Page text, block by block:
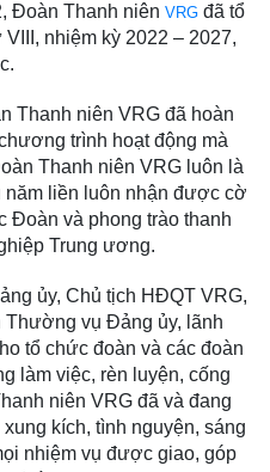
Đoàn Thanh niên VRG đã tổ
nhiệm kỳ 2022 – 2027,
Thanh niên VRG đã hoàn
trình hoạt động mà
Thanh niên VRG luôn là
liền luôn nhận được cờ
Đoàn và phong trào thanh
Trung ương.
ủy, Chủ tịch HĐQT VRG,
Thường vụ Đảng ủy, lãnh
tổ chức đoàn và các đoàn
làm việc, rèn luyện, cống
niên VRG đã và đang
kích, tình nguyện, sáng
nhiệm vụ được giao, góp